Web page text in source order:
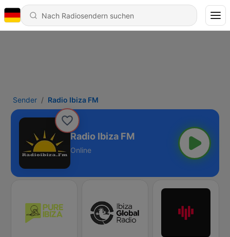
Sender Radio Ibiza FM
Radio Ibiza FM
Online